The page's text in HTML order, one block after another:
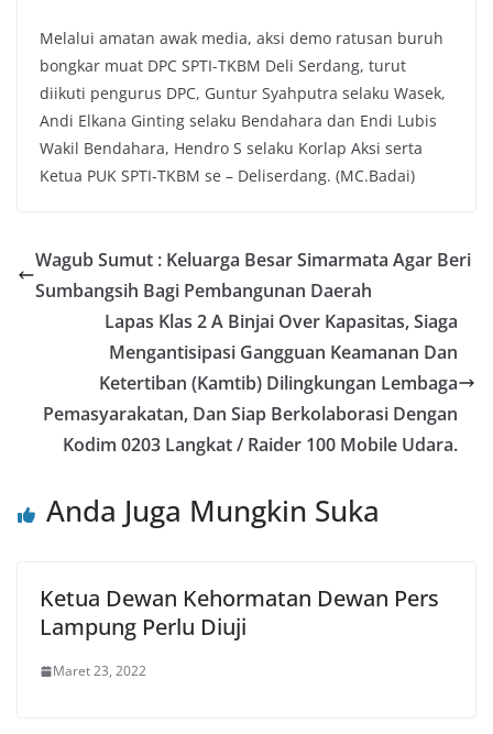
Melalui amatan awak media, aksi demo ratusan buruh
bongkar muat DPC SPTI-TKBM Deli Serdang, turut
diikuti pengurus DPC, Guntur Syahputra selaku Wasek,
Andi Elkana Ginting selaku Bendahara dan Endi Lubis
Wakil Bendahara, Hendro S selaku Korlap Aksi serta
Ketua PUK SPTI-TKBM se – Deliserdang. (MC.Badai)
Wagub Sumut : Keluarga Besar Simarmata Agar Beri
Sumbangsih Bagi Pembangunan Daerah
Lapas Klas 2 A Binjai Over Kapasitas, Siaga
Mengantisipasi Gangguan Keamanan Dan
Ketertiban (Kamtib) Dilingkungan Lembaga
Pemasyarakatan, Dan Siap Berkolaborasi Dengan
Kodim 0203 Langkat / Raider 100 Mobile Udara.
Anda Juga Mungkin Suka
Ketua Dewan Kehormatan Dewan Pers
Lampung Perlu Diuji
Maret 23, 2022